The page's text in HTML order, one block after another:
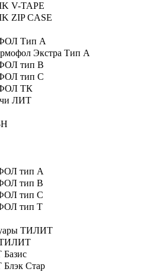
V-TAPE
ZIP CASE
Тип А
Экстра Тип A
тип В
тип C
ТК
ЛИТ
тип А
тип B
тип C
тип T
ТИЛИТ
Стар